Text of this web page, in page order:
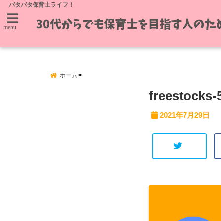
バタバタ保育士ライフ！
menu
ホーム
freestocks-
2021年7月29日